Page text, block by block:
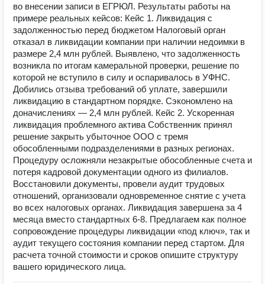
во внесении записи в ЕГРЮЛ. Результаты работы на
примере реальных кейсов: Кейс 1. Ликвидация с
задолженностью перед бюджетом Налоговый орган
отказал в ликвидации компании при наличии недоимки в
размере 2,4 млн рублей. Выявлено, что задолженность
возникла по итогам камеральной проверки, решение по
которой не вступило в силу и оспаривалось в УФНС.
Добились отзыва требований об уплате, завершили
ликвидацию в стандартном порядке. Сэкономлено на
доначислениях — 2,4 млн рублей. Кейс 2. Ускоренная
ликвидация проблемного актива Собственник принял
решение закрыть убыточное ООО с тремя
обособленными подразделениями в разных регионах.
Процедуру осложняли незакрытые обособленные счета и
потеря кадровой документации одного из филиалов.
Восстановили документы, провели аудит трудовых
отношений, организовали одновременное снятие с учета
во всех налоговых органах. Ликвидация завершена за 4
месяца вместо стандартных 6-8. Предлагаем как полное
сопровождение процедуры ликвидации «под ключ», так и
аудит текущего состояния компании перед стартом. Для
расчета точной стоимости и сроков опишите структуру
вашего юридического лица.